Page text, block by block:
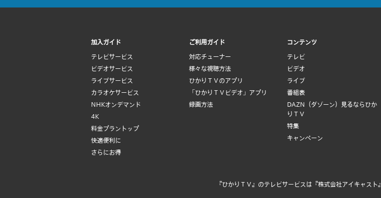
加入ガイド
テレビサービス
ビデオサービス
ライブサービス
カラオケサービス
NHKオンデマンド
4K
料金プラントップ
快適便利に
さらにお得
ご利用ガイド
対応チューナー
様々な視聴方法
ひかりＴＶのアプリ
「ひかりＴＶビデオ」アプリ
録画方法
コンテンツ
テレビ
ビデオ
ライブ
番組表
DAZN（ダゾーン）見るならひか
りＴＶ
特集
キャンペーン
『ひかりＴＶ』のテレビサービスは 『株式会社アイキャスト』